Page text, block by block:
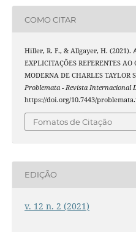
COMO CITAR
Hiller, R. F., & Allgayer, H. (2021).
EXPLICITAÇÕES REFERENTES
MODERNA DE CHARLES TAYLOR
Problemata - Revista Internacional
https://doi.org/10.7443/
Fomatos de Citação
EDIÇÃO
v. 12 n. 2 (2021)